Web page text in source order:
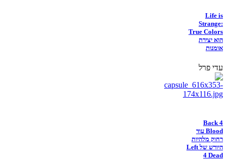
Life is
Strange:
True Colors
הוא יצירת
אומנות
עדי פרל
Back 4
Blood עוד
רחוק מלהיות
היורש של Left
4 Dead